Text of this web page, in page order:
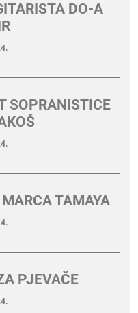
DO-A
SOPRANISTICE
TAMAYA
PJEVAČE